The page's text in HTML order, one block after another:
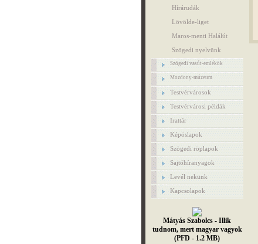
Hírárudák
Lövölde-liget
Maros-menti Halálút
Szögedi nyelvünk
Szögedi vasút-emlékök
Mozdony-múzeum
Testvérvárosok
Testvérvárosi példák
Irattár
Képöslapok
Szögedi röplapok
Sajtóhíranyagok
Levél nekünk
Kapcsolapok
Mátyás Szabolcs - Illik
tudnom, mert magyar vagyok
(PFD - 1.2 MB)